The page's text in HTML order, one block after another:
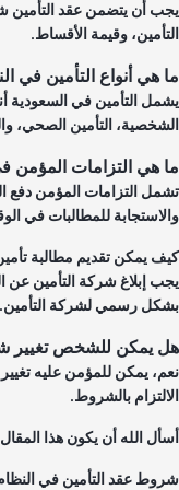
أن يتضمن عقد التأمين
وقيمة الأقساط.
هي أنواع التأمين في
التأمين في السعودية
التأمين الصحي،
هي التزامات المؤمن
التزامات المؤمن دفع
للمطالبات في
يمكن تقديم مطالبة
إبلاغ شركة التأمين عن
رسمي لشركة التأمين.
يمكن للشخص تغيير
يمكن للمؤمن عليه تغيير
بالشروط.
الله أن يكون هذا المقال
عقد التأمين في النظام السعودي أبرز 5